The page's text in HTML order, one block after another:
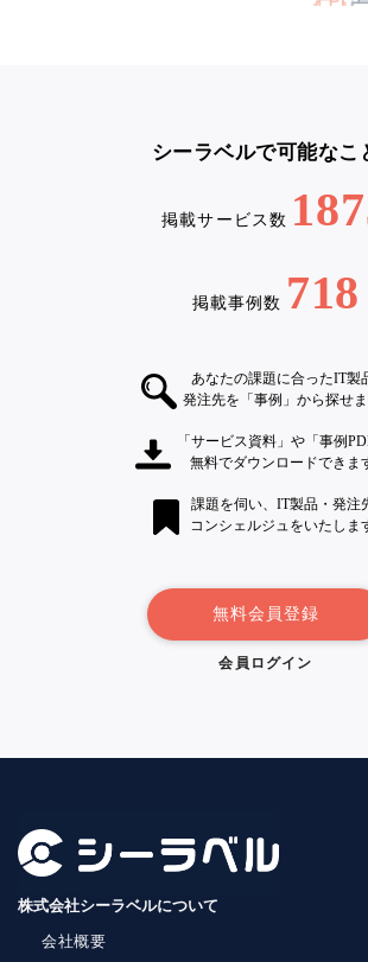
シーラベルで可能なこ
掲載サービス数
掲載事例数 718
あなたの課題に合ったIT製
発注先を「事例」から探せま
「サービス資料」や「事例
無料でダウンロードできま
課題を伺い、IT製品・発注
コンシェルジュをいたしま
無料会員登録
会員ログイン
株式会社シーラベルについて
会社概要